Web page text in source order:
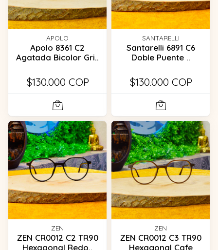
APOLO
Apolo 8361 C2
Agatada Bicolor Gri..
$130.000 COP
SANTARELLI
Santarelli 6891 C6
Doble Puente ..
$130.000 COP
ZEN
ZEN CR0012 C2 TR90
Hexagonal Redo..
ZEN
ZEN CR0012 C3 TR90
Hexagonal Cafe